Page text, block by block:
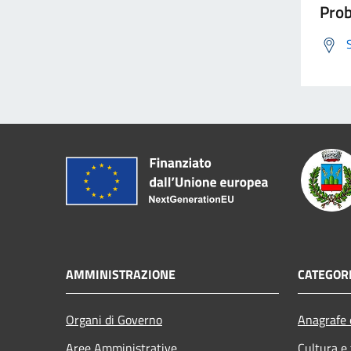
AMMINISTRAZIONE
Organi di Governo